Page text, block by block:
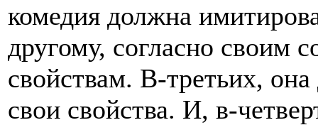
комедия должна
другому, согласно своим
свойствам. В-третьих,
свои свойства. И, в-